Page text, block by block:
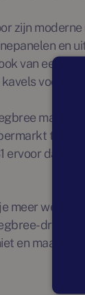
zijn
en
van een
voor
maakt
tot
ervoor dat je
meer
en maak